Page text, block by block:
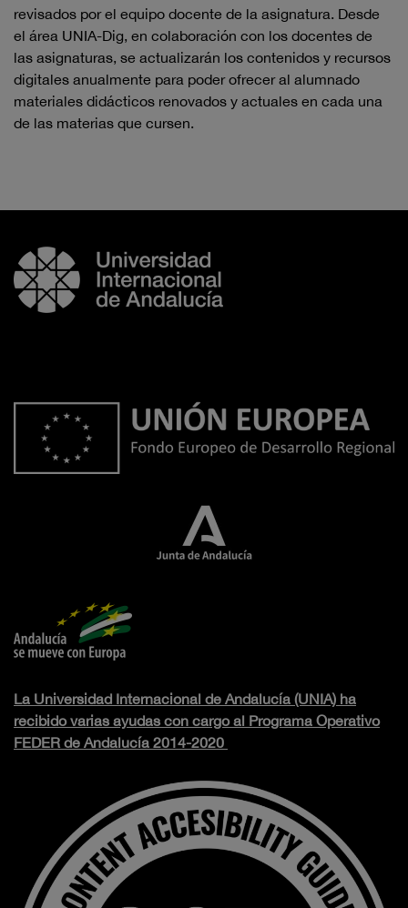
revisados por el equipo docente de la asignatura. Desde
el área UNIA-Dig, en colaboración con los docentes de
las asignaturas, se actualizarán los contenidos y recursos
digitales anualmente para poder ofrecer al alumnado
materiales didácticos renovados y actuales en cada una
de las materias que cursen.
La Universidad Internacional de Andalucía (UNIA) ha
recibido varias ayudas con cargo al Programa Operativo
FEDER de Andalucía 2014-2020